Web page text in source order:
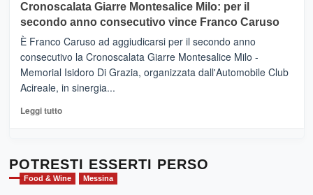
tra
sapori
vicoli
medievali
Mondello
(Palermo)
–
“E
adesso
Pasta
–
Sicilia
l’
evento
per
Cronoscalata Giarre Montesalice Milo: per il
secondo anno consecutivo vince Franco Caruso
È Franco Caruso ad aggiudicarsi per il secondo anno
consecutivo la Cronoscalata Giarre Montesalice Milo -
Memorial Isidoro Di Grazia, organizzata dall'Automobile Club
Acireale, in sinergia...
Leggi tuttoLeggi
Cronoscalata
Giarre
Montesalice
POTRESTI ESSERTI PERSO
Food & Wine Messina